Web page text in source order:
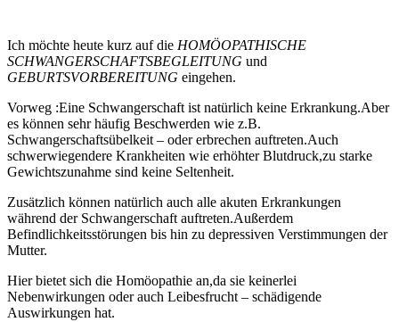
Ich möchte heute kurz auf die HOMÖOPATHISCHE
SCHWANGERSCHAFTSBEGLEITUNG und
GEBURTSVORBEREITUNG eingehen.
Vorweg :Eine Schwangerschaft ist natürlich keine Erkrankung.Aber
es können sehr häufig Beschwerden wie z.B.
Schwangerschaftsübelkeit – oder erbrechen auftreten.Auch
schwerwiegendere Krankheiten wie erhöhter Blutdruck,zu starke
Gewichtszunahme sind keine Seltenheit.
Zusätzlich können natürlich auch alle akuten Erkrankungen
während der Schwangerschaft auftreten.Außerdem
Befindlichkeitsstörungen bis hin zu depressiven Verstimmungen der
Mutter.
Hier bietet sich die Homöopathie an,da sie keinerlei
Nebenwirkungen oder auch Leibesfrucht – schädigende
Auswirkungen hat.